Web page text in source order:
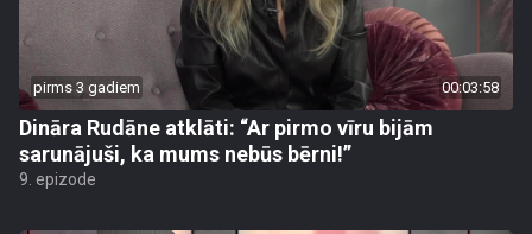
pirms 3 gadiem 00:03:58
Dināra Rudāne atklāti: “Ar pirmo vīru bijām
sarunājuši, ka mums nebūs bērni!”
9. epizode